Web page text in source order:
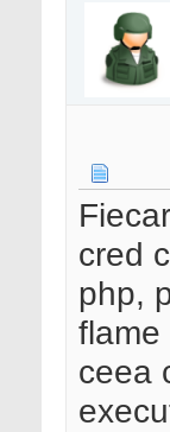
cred
php,
flame
ceea